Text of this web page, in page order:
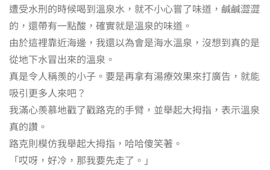
遭受水刑的時候喝到溫泉水，就不小心嘗了味道，鹹鹹澀澀
的，還帶有一點酸，確實就是溫泉的味道。
由於這裡靠近海邊，我還以為會是海水溫泉，沒想到真的是
從地下水冒出來的溫泉。
真是令人稱羨的小子。要是再拿有湯療效果來打廣告，就能
吸引更多人來吧？
我滿心羨慕地戳了戳路克的手臂，並舉起大拇指，表示溫泉
真的讚。
路克則模仿我舉起大拇指，哈哈傻笑著。
「哎呀，好冷，那我要先走了。」